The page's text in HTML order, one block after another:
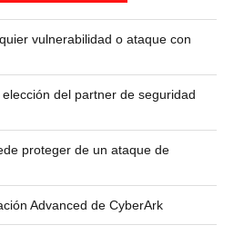
vulnerabilidad o ataque con
del partner de seguridad
proteger de un ataque de
Advanced de CyberArk